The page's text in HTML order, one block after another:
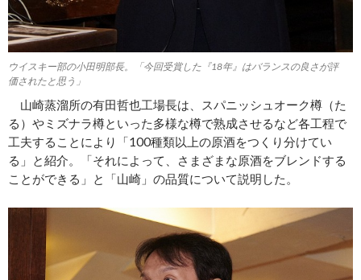
ウイスキー部の小田明部長。「今回受賞した『18年』はバランスの良さが評
価されたと思う」
山崎蒸溜所の有田哲也工場長は、スパニッシュオーク樽（た
る）やミズナラ樽といった多様な樽で熟成させるなど各工程で
工夫することにより「100種類以上の原酒をつくり分けてい
る」と紹介。「それによって、さまざまな原酒をブレンドする
ことができる」と「山崎」の品質について説明した。